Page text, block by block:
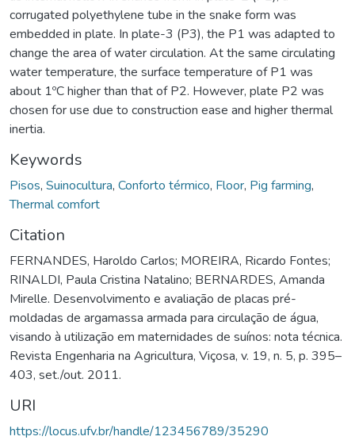
corrugated polyethylene tube in the snake form was
embedded in plate. In plate-3 (P3), the P1 was adapted to
change the area of water circulation. At the same circulating
water temperature, the surface temperature of P1 was
about 1ºC higher than that of P2. However, plate P2 was
chosen for use due to construction ease and higher thermal
inertia.
Keywords
Pisos, Suinocultura, Conforto térmico, Floor, Pig farming,
Thermal comfort
Citation
FERNANDES, Haroldo Carlos; MOREIRA, Ricardo Fontes;
RINALDI, Paula Cristina Natalino; BERNARDES, Amanda
Mirelle. Desenvolvimento e avaliação de placas pré-
moldadas de argamassa armada para circulação de água,
visando à utilização em maternidades de suínos: nota técnica.
Revista Engenharia na Agricultura, Viçosa, v. 19, n. 5, p. 395–
403, set./out. 2011.
URI
https://locus.ufv.br/handle/123456789/35290